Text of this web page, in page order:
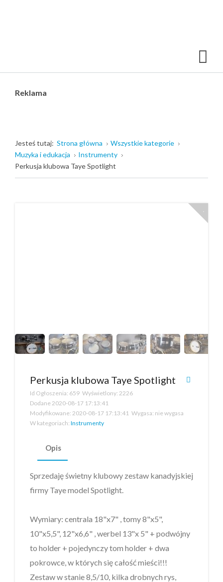
Reklama
Jesteś tutaj: Strona główna
Wszystkie kategorie
Muzyka i edukacja
Instrumenty
Perkusja klubowa Taye Spotlight
Perkusja klubowa Taye Spotlight
Id Ogłoszenia: 659 Wyświetlony: 2226
Dodane 2020-08-17 17:13:41
Modyfikowane: 2020-08-17 17:13:41 Wygasa: nie wygasa
W kategoriach: Instrumenty
Opis
Sprzedaję świetny klubowy zestaw kanadyjskiej
firmy Taye model Spotlight.
Wymiary: centrala 18"x7" , tomy 8"x5",
10"x5,5", 12"x6,6" , werbel 13"x 5" + podwójny
to holder + pojedynczy tom holder + dwa
pokrowce, w których się całość mieści!!!
Zestaw w stanie 8,5/10, kilka drobnych rys,